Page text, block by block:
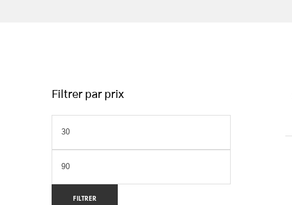
Filtrer par prix
FILTRER